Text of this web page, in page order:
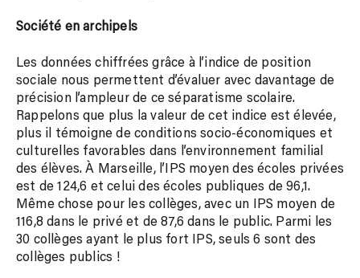
Société en archipels
Les données chiffrées grâce à l’indice de position
sociale nous permettent d’évaluer avec davantage de
précision l’ampleur de ce séparatisme scolaire.
Rappelons que plus la valeur de cet indice est élevée,
plus il témoigne de conditions socio-économiques et
culturelles favorables dans l’environnement familial
des élèves. À Marseille, l’IPS moyen des écoles privées
est de 124,6 et celui des écoles publiques de 96,1.
Même chose pour les collèges, avec un IPS moyen de
116,8 dans le privé et de 87,6 dans le public. Parmi les
30 collèges ayant le plus fort IPS, seuls 6 sont des
collèges publics !